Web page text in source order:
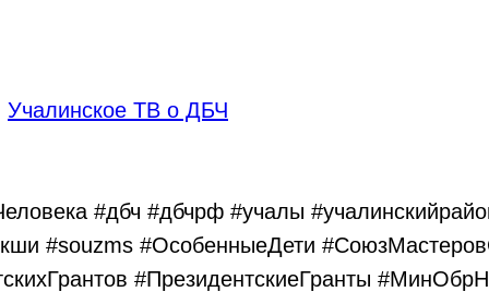
Учалинское ТВ о ДБЧ
#дбч #дбчрф #учалы
#souzms #ОсобенныеДети
#ПрезидентскиеГранты